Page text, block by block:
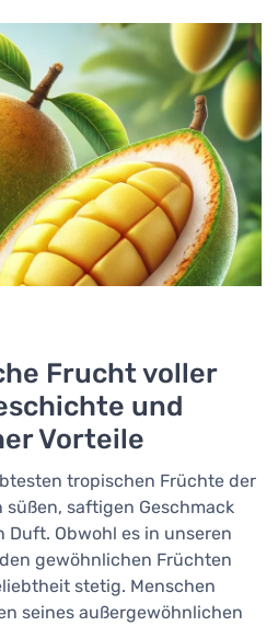
Frucht voller
und
Vorteile
tropischen Früchte der
saftigen Geschmack
Obwohl es in unseren
gewöhnlichen Früchten
stetig. Menschen
seines außergewöhnlichen